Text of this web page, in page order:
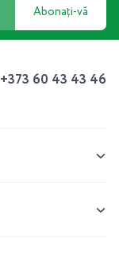
Abonați-vă
+373 60 43 43 46